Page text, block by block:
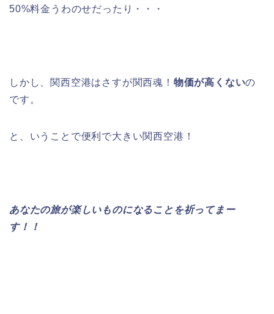
50%料金うわのせだったり・・・
しかし、関西空港はさすが関西魂！ 物価が高くないの
です。
と、いうことで便利で大きい関西空港！
あなたの旅が楽しいものになることを祈ってまー
す！！